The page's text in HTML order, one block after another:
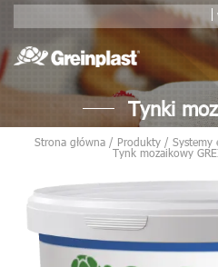
Tynki
Strona główna / Produkty / Systemy
Tynk mozaikowy